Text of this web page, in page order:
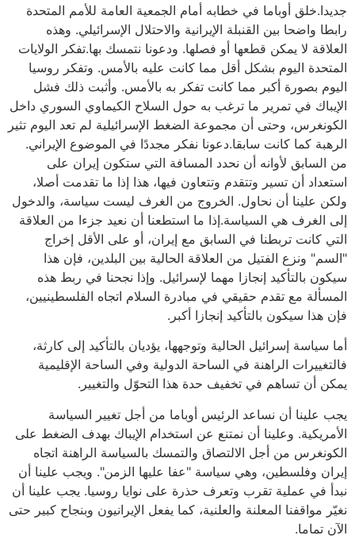
جديدا.خلق أوباما في خطابه أمام الجمعية العامة للأمم المتحدة
رابطا واضحا بين القنبلة الإيرانية والاحتلال الإسرائيلي. وهذه
العلاقة لا يمكن قطعها أو فصلها. ودعونا نتمسك بها.تفكر الولايات
المتحدة اليوم بشكل أقل مما كانت عليه بالأمس. وتفكر روسيا
اليوم بصورة أكبر مما كانت تفكر به بالأمس. وأثبت ذلك فشل
الإيباك في تمرير ما ترغب به حول السلاح الكيماوي السوري داخل
الكونغرس، وحتى أن مجموعة الضغط الإسرائيلية لم تعد اليوم تثير
الرهبة كما كانت سابقا.دعونا نفكر مجددًا في الموضوع الإيراني.
من السابق لأوانه أن نحدد المسافة التي ستكون إيران على
استعداد أن تسير وتتقدم وتتعاون فيها، هذا إذا ما تقدمت أصلا،
ولكن علينا أن نحاول. الخروج من الغرف ليست سياسة، والدخول
إلى الغرف هي السياسة.إذا ما استطعنا أن نعيد جزءا من العلاقة
التي كانت تربطنا في السابق مع إيران، أو على الأقل إخراج
"السم" ونزع الفتيل من العلاقة الحالية بين البلدين، فإن هذا
سيكون بالتأكيد إنجازا مهما لإسرائيل. وإذا نجحنا في ربط هذه
المسألة مع تقدم حقيقي في مبادرة السلام اتجاه الفلسطينيين،
فإن هذا سيكون بالتأكيد إنجازا أكبر.
أما سياسة إسرائيل الحالية وتوجهها، يؤديان بالتأكيد إلى كارثة،
فالتغييرات الراهنة في الساحة الدولية وفي الساحة الإقليمية
يمكن أن تساهم في تخفيف حدة هذا التحوّل والتغيير.
يجب علينا أن نساعد الرئيس أوباما من أجل تغيير السياسة
الأمريكية. وعلينا أن نمتنع عن استخدام الإيباك بهدف الضغط على
الكونغرس من أجل الالتصاق والتمسك بالسياسة الراهنة اتجاه
إيران وفلسطين، وهي سياسة "عفا عليها الزمن". ويجب علينا أن
نبدأ في عملية تقرب وتعرف حذرة على نوايا روسيا. يجب علينا أن
نغيّر مواقفنا المعلنة والعلنية، كما يفعل الإيرانيون وبنجاح كبير حتى
الآن تماما.